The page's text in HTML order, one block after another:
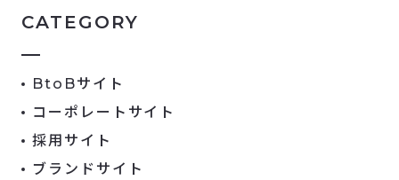
CATEGORY
BtoBサイト
コーポレートサイト
採用サイト
ブランドサイト